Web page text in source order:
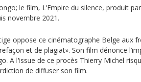
le film, L’Empire du silence, produit
novembre 2021.
oppose ce cinématographe Belge aux
et de plagiat». Son film dénonce
A l'issue de ce procès Thierry Michel
de diffuser son film.